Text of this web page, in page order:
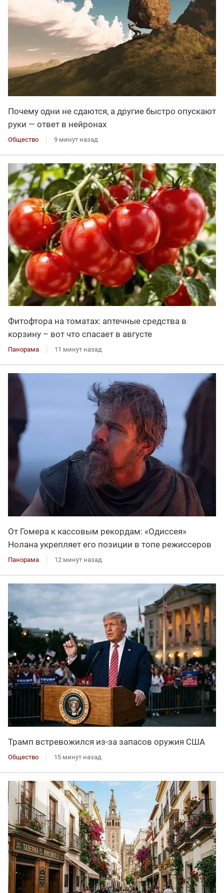
Почему одни не сдаются, а другие быстро опускают
руки — ответ в нейронах
Общество 9 минут назад
Фитофтора на томатах: аптечные средства в
корзину – вот что спасает в августе
Панорама 11 минут назад
От Гомера к кассовым рекордам: «Одиссея»
Нолана укрепляет его позиции в топе режиссеров
Панорама 12 минут назад
Трамп встревожился из-за запасов оружия США
Общество 15 минут назад